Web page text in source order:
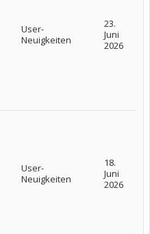
User-
Neuigkeiten
23.
Juni
2026
User-
Neuigkeiten
18.
Juni
2026